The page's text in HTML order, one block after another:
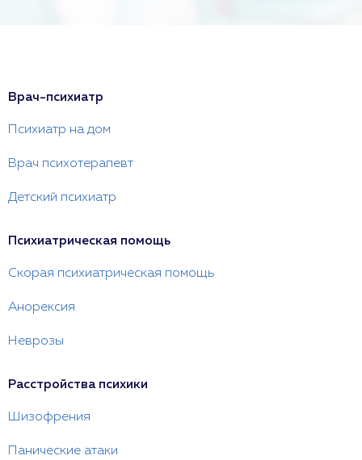
Врач-психиатр
Психиатр на дом
Врач психотерапевт
Детский психиатр
Психиатрическая помощь
Скорая психиатрическая помощь
Анорексия
Неврозы
Расстройства психики
Шизофрения
Панические атаки